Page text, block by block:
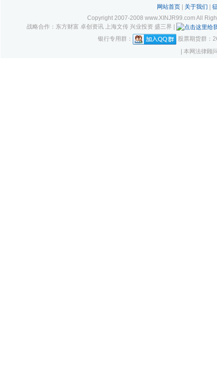
网站首页| 关于我们
Copyright 2007-2008 www.XINJR99.com All
战略合作：东方财富 卓创资讯 上海文传 兴业投资 盛三界 |
银行专用群：
股票期货群：
| 本网法律顾